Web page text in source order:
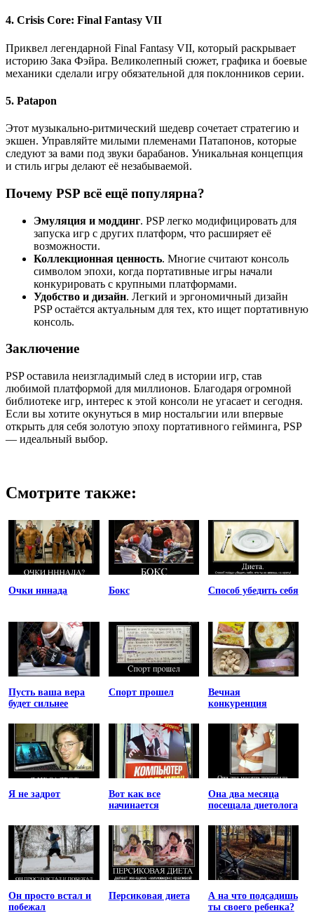
4. Crisis Core: Final Fantasy VII
Приквел легендарной Final Fantasy VII, который раскрывает
историю Зака Фэйра. Великолепный сюжет, графика и боевые
механики сделали игру обязательной для поклонников серии.
5. Patapon
Этот музыкально-ритмический шедевр сочетает стратегию и
экшен. Управляйте милыми племенами Патапонов, которые
следуют за вами под звуки барабанов. Уникальная концепция
и стиль игры делают её незабываемой.
Почему PSP всё ещё популярна?
Эмуляция и моддинг. PSP легко модифицировать для
запуска игр с других платформ, что расширяет её
возможности.
Коллекционная ценность. Многие считают консоль
символом эпохи, когда портативные игры начали
конкурировать с крупными платформами.
Удобство и дизайн. Легкий и эргономичный дизайн
PSP остаётся актуальным для тех, кто ищет портативную
консоль.
Заключение
PSP оставила неизгладимый след в истории игр, став
любимой платформой для миллионов. Благодаря огромной
библиотеке игр, интерес к этой консоли не угасает и сегодня.
Если вы хотите окунуться в мир ностальгии или впервые
открыть для себя золотую эпоху портативного гейминга, PSP
— идеальный выбор.
Смотрите также:
Очки нннада Бокс Способ убедить себя
Пусть ваша вера
будет сильнее
Спорт прошел
Вечная
конкуренция
Я не задрот
Вот как все
начинается
Она два месяца
посещала диетолога
Он просто встал и
побежал
Персиковая диета
А на что подсадишь
ты своего ребенка?